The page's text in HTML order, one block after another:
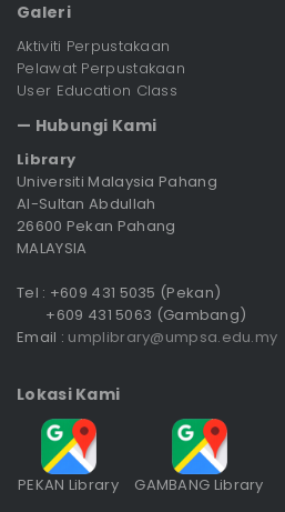
Galeri
Aktiviti Perpustakaan
Pelawat Perpustakaan
User Education Class
— Hubungi Kami
Library
Universiti Malaysia Pahang
Al-Sultan Abdullah
26600 Pekan Pahang
MALAYSIA
Tel : +609 431 5035 (Pekan)
+609 431 5063 (Gambang)
Email : umplibrary@umpsa.edu.my
Lokasi Kami
PEKAN Library GAMBANG Library